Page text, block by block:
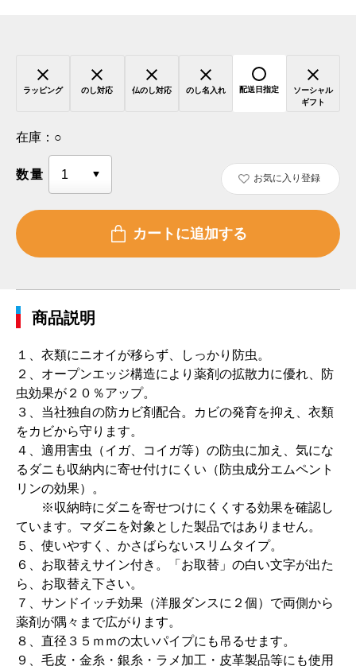
ラッピング のし対応 仏のし対応 のし名入れ 配送日指定
ソーシャル
ギフト
在庫： ○
数量 お気に入り登録
商品説明
１、衣類にニオイが移らず、しっかり防虫。
２、オープンエッジ構造により薬剤の拡散力に優れ、防
虫効果が２０％アップ。
３、当社独自の防カビ剤配合。カビの発育を抑え、衣類
をカビから守ります。
４、適用害虫（イガ、コイガ等）の防虫に加え、気にな
るダニも収納内に寄せ付けにくい（防虫成分エムペント
リンの効果）。
※収納時にダニを寄せつけにくくする効果を確認し
ています。マダニを対象とした製品ではありません。
５、使いやすく、かさばらないスリムタイプ。
６、お取替えサイン付き。「お取替」の白い文字が出た
ら、お取替え下さい。
７、サンドイッチ効果（洋服ダンスに２個）で両側から
薬剤が隅々まで広がります。
８、直径３５ｍｍの太いパイプにも吊るせます。
９、毛皮・金糸・銀糸・ラメ加工・皮革製品等にも使用